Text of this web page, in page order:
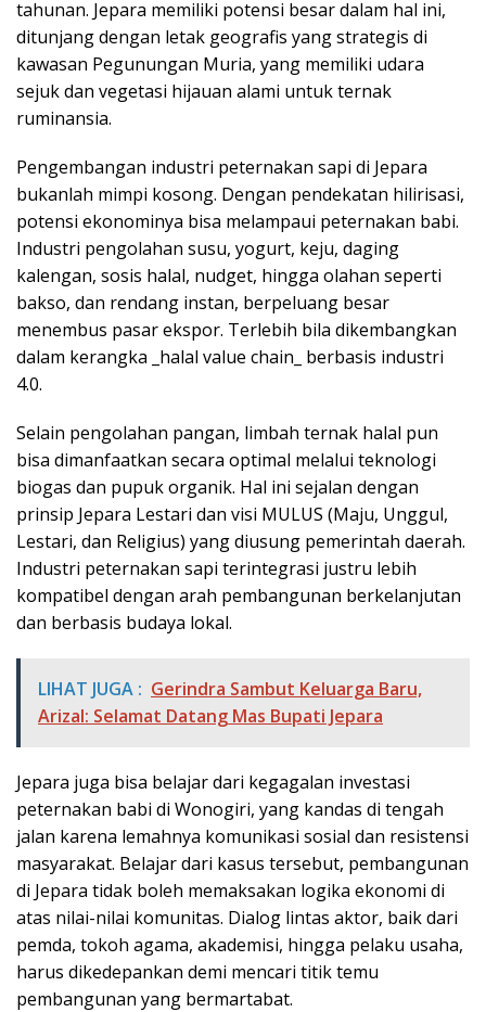
tahunan. Jepara memiliki potensi besar dalam hal ini,
ditunjang dengan letak geografis yang strategis di
kawasan Pegunungan Muria, yang memiliki udara
sejuk dan vegetasi hijauan alami untuk ternak
ruminansia.
Pengembangan industri peternakan sapi di Jepara
bukanlah mimpi kosong. Dengan pendekatan hilirisasi,
potensi ekonominya bisa melampaui peternakan babi.
Industri pengolahan susu, yogurt, keju, daging
kalengan, sosis halal, nudget, hingga olahan seperti
bakso, dan rendang instan, berpeluang besar
menembus pasar ekspor. Terlebih bila dikembangkan
dalam kerangka _halal value chain_ berbasis industri
4.0.
Selain pengolahan pangan, limbah ternak halal pun
bisa dimanfaatkan secara optimal melalui teknologi
biogas dan pupuk organik. Hal ini sejalan dengan
prinsip Jepara Lestari dan visi MULUS (Maju, Unggul,
Lestari, dan Religius) yang diusung pemerintah daerah.
Industri peternakan sapi terintegrasi justru lebih
kompatibel dengan arah pembangunan berkelanjutan
dan berbasis budaya lokal.
LIHAT JUGA : Gerindra Sambut Keluarga Baru,
Arizal: Selamat Datang Mas Bupati Jepara
Jepara juga bisa belajar dari kegagalan investasi
peternakan babi di Wonogiri, yang kandas di tengah
jalan karena lemahnya komunikasi sosial dan resistensi
masyarakat. Belajar dari kasus tersebut, pembangunan
di Jepara tidak boleh memaksakan logika ekonomi di
atas nilai-nilai komunitas. Dialog lintas aktor, baik dari
pemda, tokoh agama, akademisi, hingga pelaku usaha,
harus dikedepankan demi mencari titik temu
pembangunan yang bermartabat.